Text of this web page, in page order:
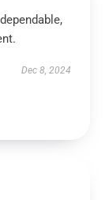
Dec 8, 2024